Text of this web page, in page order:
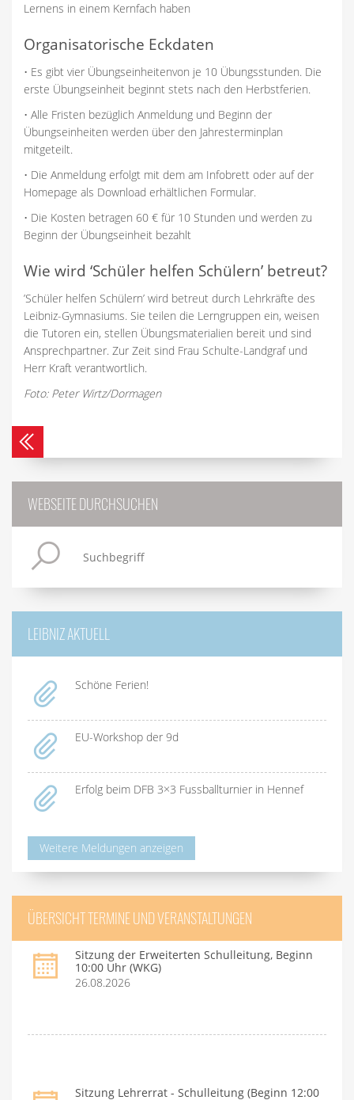
Lernens in einem Kernfach haben
Organisatorische Eckdaten
• Es gibt vier Übungseinheitenvon je 10 Übungsstunden. Die
erste Übungseinheit beginnt stets nach den Herbstferien.
• Alle Fristen bezüglich Anmeldung und Beginn der
Übungseinheiten werden über den Jahresterminplan
mitgeteilt.
• Die Anmeldung erfolgt mit dem am Infobrett oder auf der
Homepage als Download erhältlichen Formular.
• Die Kosten betragen 60 € für 10 Stunden und werden zu
Beginn der Übungseinheit bezahlt
Wie wird ‘Schüler helfen Schülern’ betreut?
’Schüler helfen Schülern’ wird betreut durch Lehrkräfte des
Leibniz-Gymnasiums. Sie teilen die Lerngruppen ein, weisen
die Tutoren ein, stellen Übungsmaterialien bereit und sind
Ansprechpartner. Zur Zeit sind Frau Schulte-Landgraf und
Herr Kraft verantwortlich.
Foto: Peter Wirtz/Dormagen
WEBSEITE DURCHSUCHEN
LEIBNIZ AKTUELL
Schöne Ferien!
EU-Workshop der 9d
Erfolg beim DFB 3×3 Fussballturnier in Hennef
Weitere Meldungen anzeigen
ÜBERSICHT TERMINE UND VERANSTALTUNGEN
Sitzung der Erweiterten Schulleitung, Beginn
10:00 Uhr (WKG)
26.08.2026
Sitzung Lehrerrat - Schulleitung (Beginn 12:00